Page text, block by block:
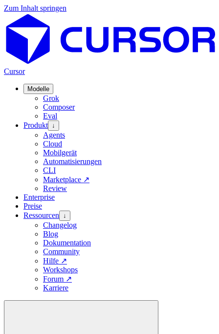
Zum Inhalt springen
Cursor
Modelle
Grok
Composer
Eval
Produkt ↓
Agents
Cloud
Mobilgerät
Automatisierungen
CLI
Marketplace ↗
Review
Enterprise
Preise
Ressourcen
↓
Changelog
Blog
Dokumentation
Community
Hilfe ↗
Workshops
Forum ↗
Karriere